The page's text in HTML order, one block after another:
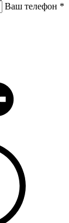
Ваш телефон *